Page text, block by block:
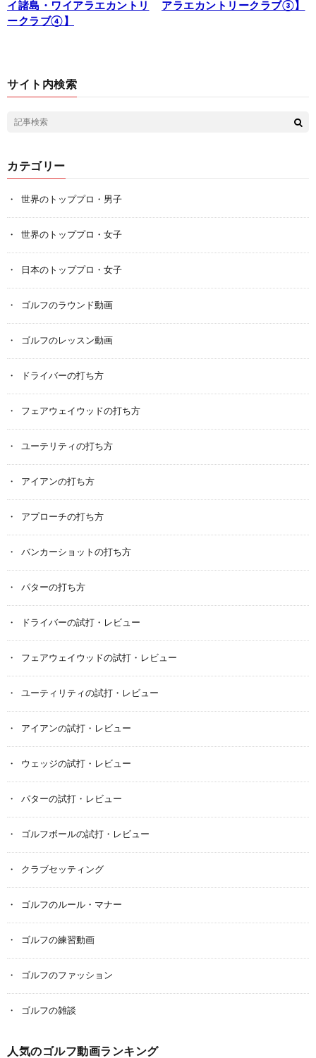
イ諸島・ワイアラエカントリ
ークラブ④】
アラエカントリークラブ③】
サイト内検索
カテゴリー
世界のトッププロ・男子
世界のトッププロ・女子
日本のトッププロ・女子
ゴルフのラウンド動画
ゴルフのレッスン動画
ドライバーの打ち方
フェアウェイウッドの打ち方
ユーテリティの打ち方
アイアンの打ち方
アプローチの打ち方
バンカーショットの打ち方
パターの打ち方
ドライバーの試打・レビュー
フェアウェイウッドの試打・レビュー
ユーティリティの試打・レビュー
アイアンの試打・レビュー
ウェッジの試打・レビュー
パターの試打・レビュー
ゴルフボールの試打・レビュー
クラブセッティング
ゴルフのルール・マナー
ゴルフの練習動画
ゴルフのファッション
ゴルフの雑談
人気のゴルフ動画ランキング